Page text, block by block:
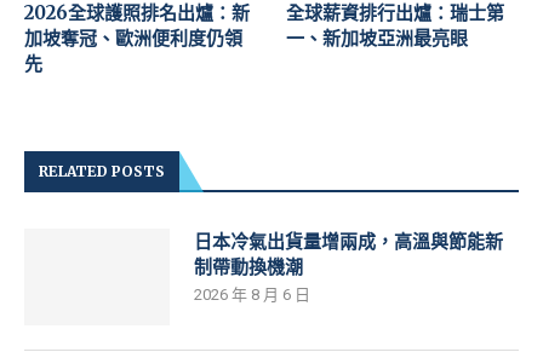
2026全球護照排名出爐：新
加坡奪冠、歐洲便利度仍領
先
全球薪資排行出爐：瑞士第
一、新加坡亞洲最亮眼
RELATED POSTS
日本冷氣出貨量增兩成，高溫與節能新
制帶動換機潮
2026 年 8 月 6 日